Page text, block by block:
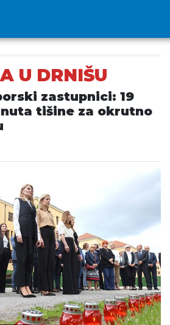
U DRNIŠU
zastupnici: 19
tišine za okrutno